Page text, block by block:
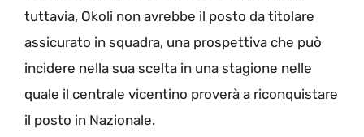
tuttavia, Okoli non avrebbe il posto da titolare
assicurato in squadra, una prospettiva che può
incidere nella sua scelta in una stagione nelle
quale il centrale vicentino proverà a riconquistare
il posto in Nazionale.